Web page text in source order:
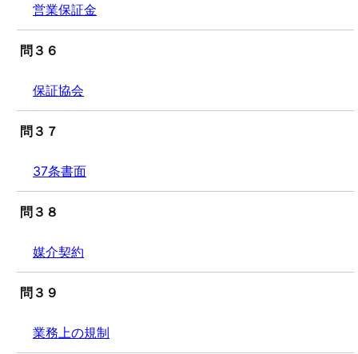
営業保証金
問３６
保証協会
問３７
37条書面
問３８
媒介契約
問３９
業務上の規制